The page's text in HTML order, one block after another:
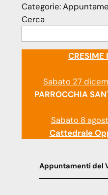
Categorie:
Cerca
CRESIME
Sabato 27
PARROCCHIA
Sabato 8
Cattedrale
Appuntamenti del